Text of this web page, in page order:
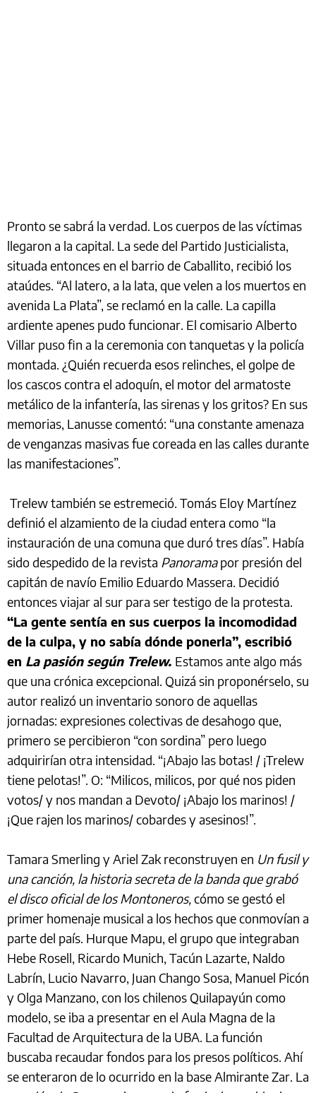
Pronto se sabrá la verdad. Los cuerpos de las víctimas
llegaron a la capital. La sede del Partido Justicialista,
situada entonces en el barrio de Caballito, recibió los
ataúdes. “Al latero, a la lata, que velen a los muertos en
avenida La Plata”, se reclamó en la calle. La capilla
ardiente apenes pudo funcionar. El comisario Alberto
Villar puso fin a la ceremonia con tanquetas y la policía
montada. ¿Quién recuerda esos relinches, el golpe de
los cascos contra el adoquín, el motor del armatoste
metálico de la infantería, las sirenas y los gritos? En sus
memorias, Lanusse comentó: “una constante amenaza
de venganzas masivas fue coreada en las calles durante
las manifestaciones”.
Trelew también se estremeció. Tomás Eloy Martínez
definió el alzamiento de la ciudad entera como “la
instauración de una comuna que duró tres días”. Había
sido despedido de la revista Panoramapor presión del
capitán de navío Emilio Eduardo Massera. Decidió
entonces viajar al sur para ser testigo de la protesta.
“La gente sentía en sus cuerpos la incomodidad
de la culpa, y no sabía dónde ponerla”, escribió
en La pasión según Trelew. Estamos ante algo más
que una crónica excepcional. Quizá sin proponérselo, su
autor realizó un inventario sonoro de aquellas
jornadas: expresiones colectivas de desahogo que,
primero se percibieron “con sordina” pero luego
adquirirían otra intensidad. “¡Abajo las botas! / ¡Trelew
tiene pelotas!”. O: “Milicos, milicos, por qué nos piden
votos/ y nos mandan a Devoto/ ¡Abajo los marinos! /
¡Que rajen los marinos/ cobardes y asesinos!”.
Tamara Smerling y Ariel Zak reconstruyen en Un fusil y
una canción, la historia secreta de la banda que grabó
el disco oficial de los Montoneros,cómo se gestó el
primer homenaje musical a los hechos que conmovían a
parte del país. Hurque Mapu, el grupo que integraban
Hebe Rosell, Ricardo Munich, Tacún Lazarte, Naldo
Labrín, Lucio Navarro, Juan Chango Sosa, Manuel Picón
y Olga Manzano, con los chilenos Quilapayún como
modelo, se iba a presentar en el Aula Magna de la
Facultad de Arquitectura de la UBA. La función
buscaba recaudar fondos para los presos políticos. Ahí
se enteraron de lo ocurrido en la base Almirante Zar. La